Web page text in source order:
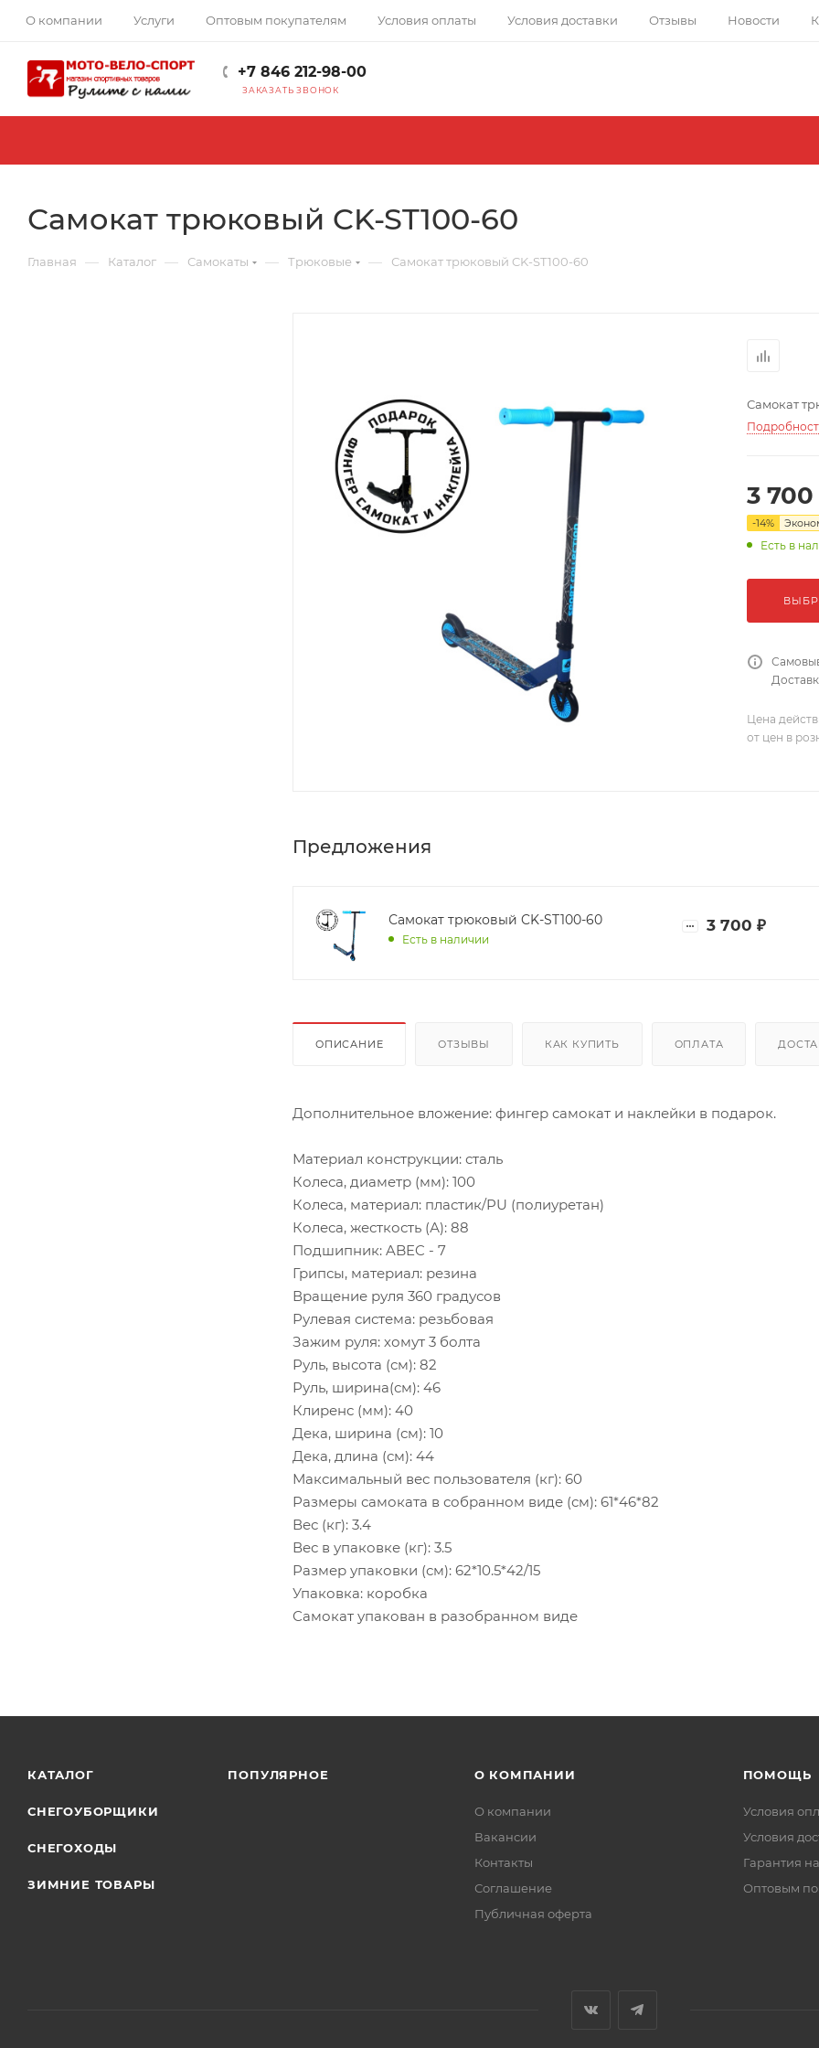
О компании Услуги Оптовым покупателям Условия оплаты Условия доставки Отзывы Новости
+7 846 212-98-00
ЗАКАЗАТЬ ЗВОНОК
Самокат трюковый CK-ST100-60
Главная — Каталог — Самокаты — Трюковые — Самокат трюковый CK-ST100-60
Самокат
3 700
-14%
Есть в
Цена
от цен в
Предложения
Самокат трюковый CK-ST100-60
Есть в наличии
3 700 ₽
ОПИСАНИЕ ОТЗЫВЫ КАК КУПИТЬ ОПЛАТА
Дополнительное вложение: фингер самокат и наклейки в подарок.
Материал конструкции: сталь
Колеса, диаметр (мм): 100
Колеса, материал: пластик/PU (полиуретан)
Колеса, жесткость (А): 88
Подшипник: ABEC - 7
Грипсы, материал: резина
Вращение руля 360 градусов
Рулевая система: резьбовая
Зажим руля: хомут 3 болта
Руль, высота (см): 82
Руль, ширина(см): 46
Клиренс (мм): 40
Дека, ширина (см): 10
Дека, длина (см): 44
Максимальный вес пользователя (кг): 60
Размеры самоката в собранном виде (см): 61*46*82
Вес (кг): 3.4
Вес в упаковке (кг): 3.5
Размер упаковки (см): 62*10.5*42/15
Упаковка: коробка
Самокат упакован в разобранном виде
КАТАЛОГ
СНЕГОУБОРЩИКИ
СНЕГОХОДЫ
ЗИМНИЕ ТОВАРЫ
ПОПУЛЯРНОЕ О КОМПАНИИ
О компании
Вакансии
Контакты
Соглашение
Публичная оферта
ПОМОЩЬ
Условия
Условия
Гарантия
Оптовым